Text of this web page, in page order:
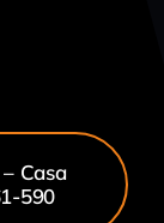
Casa
590